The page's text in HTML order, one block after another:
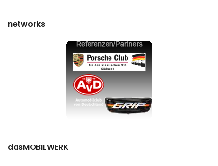
networks
dasMOBILWERK